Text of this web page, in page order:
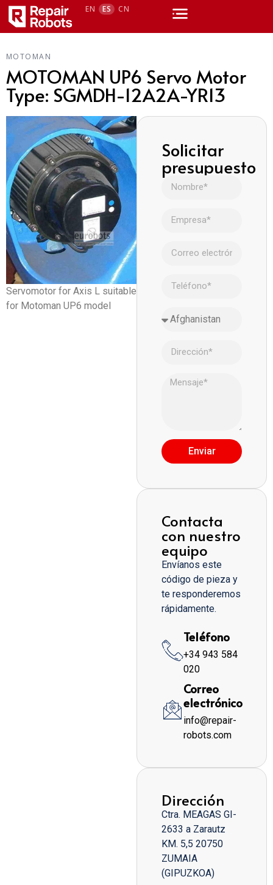
EN ES CN
MOTOMAN
MOTOMAN UP6 Servo Motor
Type: SGMDH-12A2A-YR13
Servomotor for Axis L suitable
for Motoman UP6 model
Solicitar
presupuesto
Enviar
Contacta
con nuestro
equipo
Envíanos este
código de pieza y
te responderemos
rápidamente.
Teléfono
+34 943 584
020
Correo
electrónico
info@repair-
robots.com
Dirección
Ctra. MEAGAS GI-
2633 a Zarautz
KM. 5,5 20750
ZUMAIA
(GIPUZKOA)